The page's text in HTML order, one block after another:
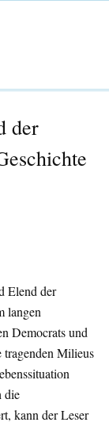
der
Elend der
langen
Democrats und
tragenden Milieus
die
kann der Leser